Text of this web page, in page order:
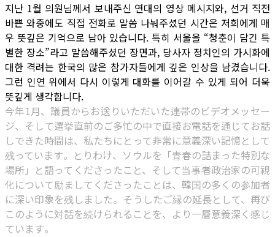
지난 1월 의원님께서 보내주신 연대의 영상 메시지와, 선거 직전
바쁜 와중에도 직접 전화로 말씀 나눠주셨던 시간은 저희에게 매
우 뜻깊은 기억으로 남아 있습니다. 특히 서울을 “청춘이 담긴 특
별한 장소”라고 말씀해주셨던 장면과, 당사자 정치인의 가시화에
대한 격려는 한국의 많은 참가자들에게 깊은 인상을 남겼습니다.
그런 인연 위에서 다시 이렇게 대화를 이어갈 수 있게 되어 더욱
뜻깊게 생각합니다.
今年1月、議員からお送りいただいた連帯のビデオメッセー
ジ、そして選挙直前のご多忙の中で直接お電話を通じてお話
しできた時間は、私たちにとって非常に意義深い記憶として
残っています。とりわけ、ソウルを「青春の詰まった特別な
場所」と語ってくださったこと、そして当事者政治家の可視
化について励ましてくださったことは、韓国の多くの参加者
に深い印象を残しました。そうしたご縁の延長として、再び
このように対話を続けられることを、より一層意義深く感じ
ています。